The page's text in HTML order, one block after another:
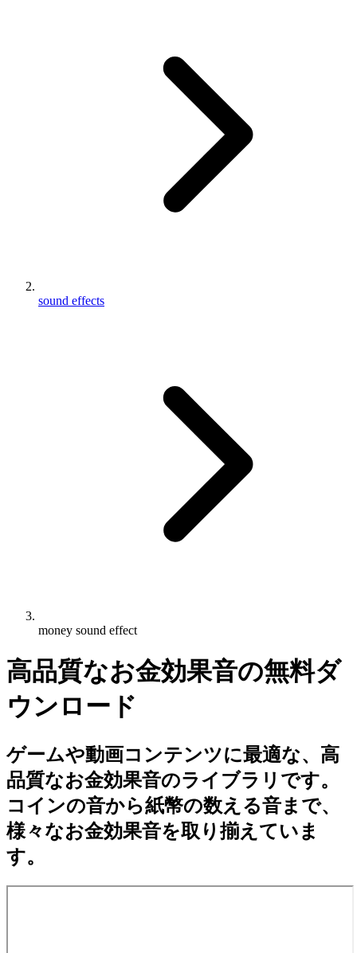
sound effects
money sound effect
高品質なお金効果音の無料ダ
ウンロード
ゲームや動画コンテンツに最適な、高
品質なお金効果音のライブラリです。
コインの音から紙幣の数える音まで、
様々なお金効果音を取り揃えていま
す。